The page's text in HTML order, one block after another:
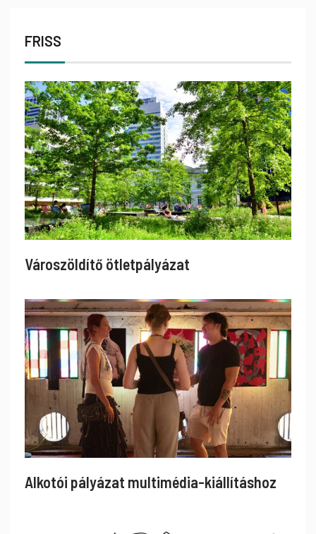
FRISS
Városzöldítő ötletpályázat
Alkotói pályázat multimédia-kiállításhoz